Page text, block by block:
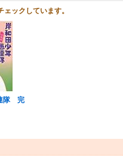
ックしています。
隊 完